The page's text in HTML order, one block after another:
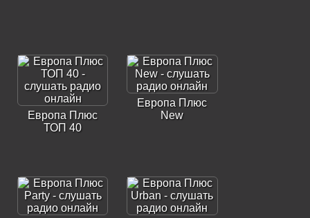
Европа Плюс
ТОП 40
Европа Плюс
New